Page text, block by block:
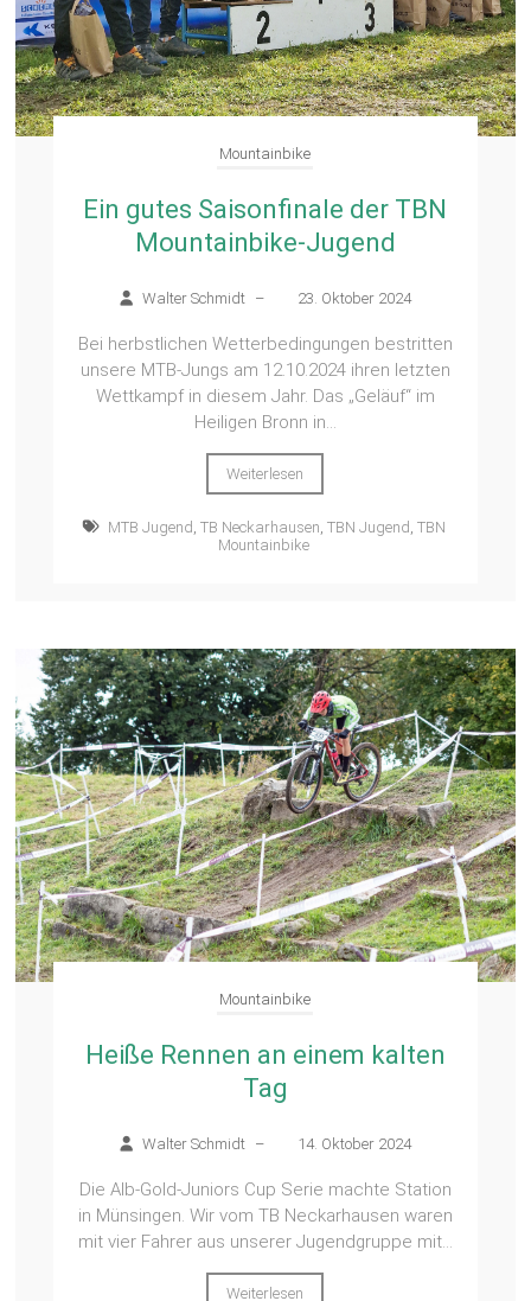
Mountainbike
Ein gutes Saisonfinale der TBN
Mountainbike-Jugend
Walter Schmidt – 23. Oktober 2024
Bei herbstlichen Wetterbedingungen bestritten
unsere MTB-Jungs am 12.10.2024 ihren letzten
Wettkampf in diesem Jahr. Das „Geläuf“ im
Heiligen Bronn in...
Weiterlesen
MTB Jugend ,TB Neckarhausen ,TBN Jugend ,TBN
Mountainbike
Mountainbike
Heiße Rennen an einem kalten
Tag
Walter Schmidt – 14. Oktober 2024
Die Alb-Gold-Juniors Cup Serie machte Station
in Münsingen. Wir vom TB Neckarhausen waren
mit vier Fahrer aus unserer Jugendgruppe mit...
Weiterlesen